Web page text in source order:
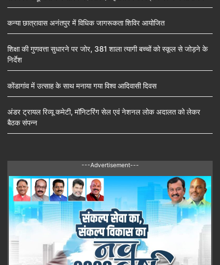
कन्या छात्रावास अनंतपुर में विधिक जागरूकता शिविर आयोजित
शिक्षा की गुणवत्ता सुधारने पर जोर, 381 शाला त्यागी बच्चों को स्कूल से जोड़ने के
निर्देश
कोंडागांव में उत्साह के साथ मनाया गया विश्व आदिवासी दिवस
अंडर ट्रायल रिव्यू कमेटी, मॉनिटरिंग सेल एवं नेशनल लोक अदालत को लेकर
बैठक संपन्न
---Advertisement---